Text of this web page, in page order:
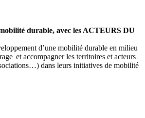
durable, avec les ACTEURS DU
d’une mobilité durable en milieu
et accompagner les territoires et acteurs
dans leurs initiatives de mobilité